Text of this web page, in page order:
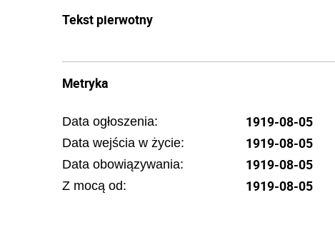
Tekst pierwotny
Metryka
Data ogłoszenia: 1919-08-05
Data wejścia w życie: 1919-08-05
Data obowiązywania: 1919-08-05
Z mocą od: 1919-08-05